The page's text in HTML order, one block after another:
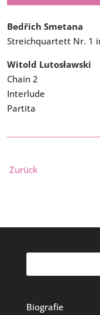
Bedřich Smetana
Streichquartett Nr. 1
Witold Lutosławski
Chain 2
Interlude
Partita
Zurück
Biografie